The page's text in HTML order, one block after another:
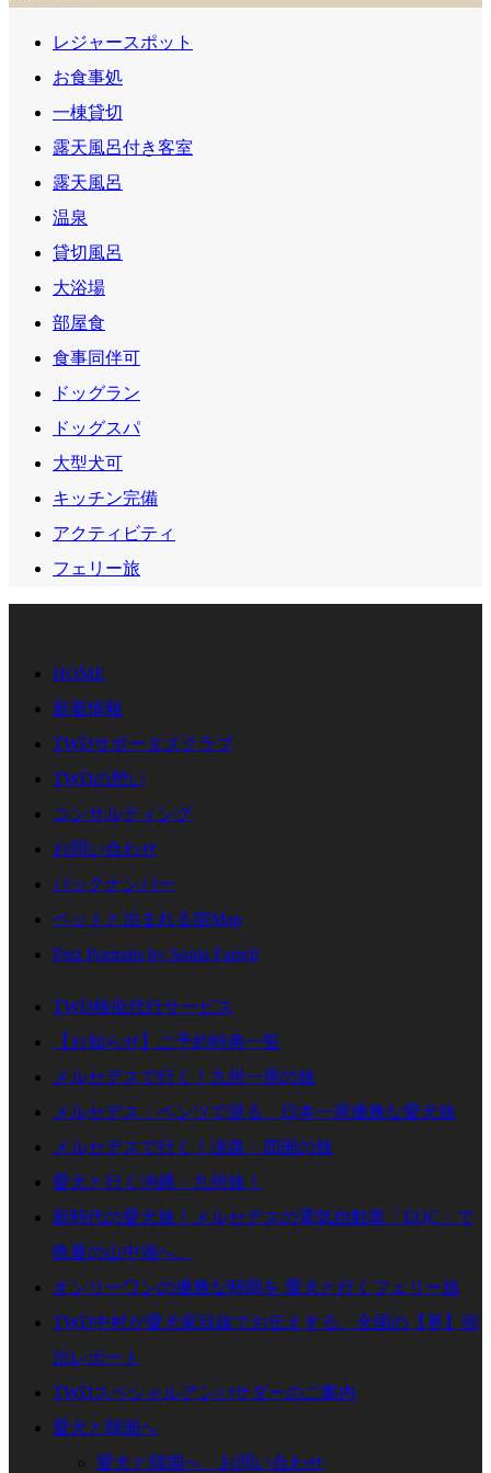
レジャースポット
お食事処
一棟貸切
露天風呂付き客室
露天風呂
温泉
貸切風呂
大浴場
部屋食
食事同伴可
ドッグラン
ドッグスパ
大型犬可
キッチン完備
アクティビティ
フェリー旅
HOME
新着情報
TWDサポータズクラブ
TWDの想い
コンサルティング
お問い合わせ
バックナンバー
ペットと泊まれる宿Map
Petz Portraits by Sonia Farrell
TWD検疫代行サービス
【お知らせ】ご予約特典一覧
メルセデスで行く！九州一周の旅
メルセデス・ベンツで巡る、日本一周優雅な愛犬旅
メルセデスで行く！淡路・四国の旅
愛犬と行く沖縄・九州旅！
新時代の愛犬旅！メルセデスの電気自動車「EQC」で
晩夏の山中湖へ。
オンリーワンの優雅な時間を 愛犬と行くフェリー旅
TWD中村が愛犬家目線でお伝えする、全国の【界】宿
泊レポート
TWDスペシャルアンバサダーのご案内
愛犬と韓国へ
愛犬と韓国へ お問い合わせ